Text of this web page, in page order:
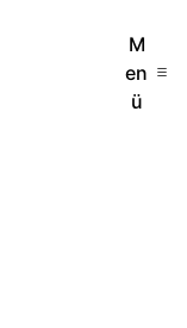
M
en
ü